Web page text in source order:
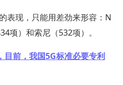
表现，只能用差劲来形容：N
项）和索尼（532项）。
目前，我国5G标准必要专利